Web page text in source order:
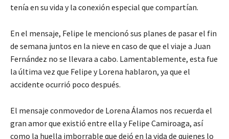
tenía en su vida y la conexión especial que compartían.
En el mensaje, Felipe le mencionó sus planes de pasar el fin
de semana juntos en la nieve en caso de que el viaje a Juan
Fernández no se llevara a cabo. Lamentablemente, esta fue
la última vez que Felipe y Lorena hablaron, ya que el
accidente ocurrió poco después.
El mensaje conmovedor de Lorena Álamos nos recuerda el
gran amor que existió entre ella y Felipe Camiroaga, así
como la huella imborrable que dejó en la vida de quienes lo